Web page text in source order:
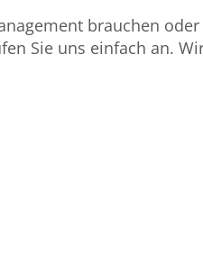
brauchen
Sie uns einfach an.